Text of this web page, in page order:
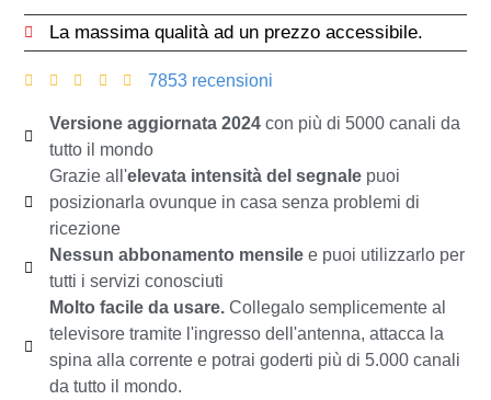
La massima qualità ad un prezzo accessibile.
7853 recensioni
Versione aggiornata 2024con più di 5000 canali da
tutto il mondo
Grazie all'elevata intensità del segnalepuoi
posizionarla ovunque in casa senza problemi di
ricezione
Nessun abbonamento mensilee puoi utilizzarlo per
tutti i servizi conosciuti
Molto facile da usare.Collegalo semplicemente al
televisore tramite l'ingresso dell'antenna, attacca la
spina alla corrente e potrai goderti più di 5.000 canali
da tutto il mondo.